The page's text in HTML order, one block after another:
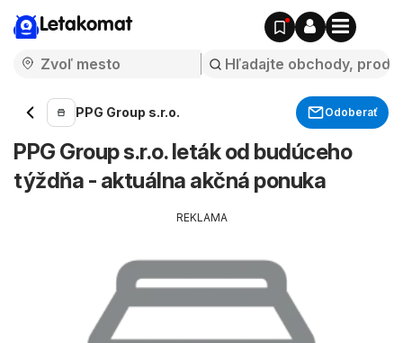
Letakomat
PPG Group s.r.o. Odoberať
PPG Group s.r.o. leták od budúceho
týždňa - aktuálna akčná ponuka
REKLAMA